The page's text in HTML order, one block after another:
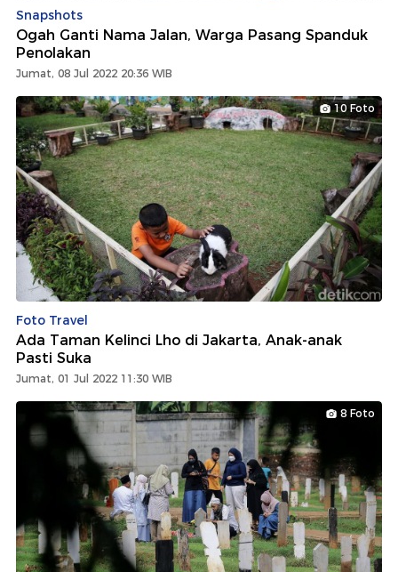
Snapshots
Ogah Ganti Nama Jalan, Warga Pasang Spanduk
Penolakan
Jumat, 08 Jul 2022 20:36 WIB
10 Foto
Foto Travel
Ada Taman Kelinci Lho di Jakarta, Anak-anak
Pasti Suka
Jumat, 01 Jul 2022 11:30 WIB
8 Foto